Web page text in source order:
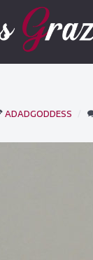
ADADGODDESS